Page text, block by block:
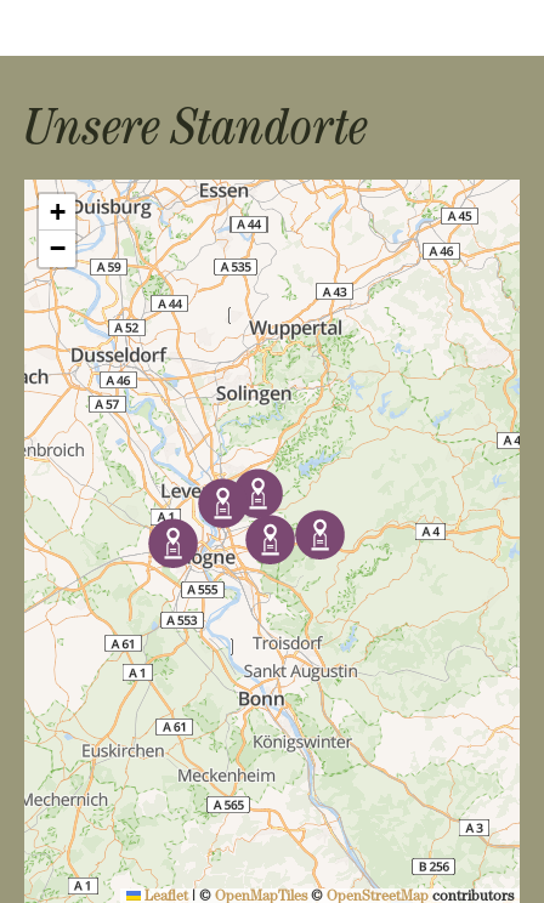
Unsere Standorte
+
−
Leaflet | © OpenMapTiles© OpenStreetMap contributors